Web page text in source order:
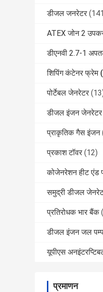
डीजल जनरेटर
ATEX जोन 2
डीएनवी 2.7-1
शिपिंग कंटेनर फ्रेम
पोर्टेबल जेनरेटर
डीजल इंजन जेनरेटर
प्राकृतिक गैस इंजन
प्रकाश टॉवर (12)
कोजेनरेशन हीट एंड
समुद्री डीजल
प्रतिरोधक भार बैंक
डीजल इंजन जल
यूपीएस
प्रमाणन